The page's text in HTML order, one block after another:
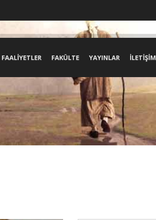
FAALİYETLER FAKÜLTE YAYINLAR İLETIŞIM